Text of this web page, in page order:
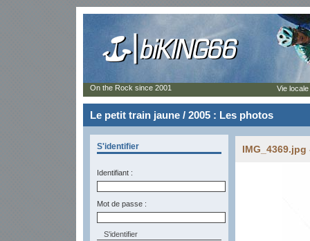
Le petit train jaune / 2005 : Les photos
S'identifier
Identifiant :
Mot de passe :
IMG_4369.jpg
On the Rock since 2001 Vie